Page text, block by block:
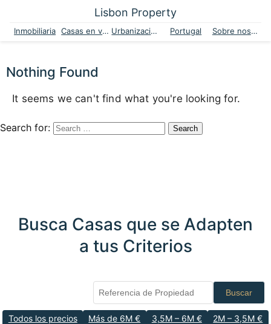
Lisbon Property
Inmobiliaria Casas en venta Urbanizaciones Portugal Sobre nosotros
Nothing Found
It seems we can't find what you're looking for.
Search for:
Busca Casas que se Adapten
a tus Criterios
Buscar
Todos los precios Más de 6M € 3,5M – 6M €
2M – 3,5M €